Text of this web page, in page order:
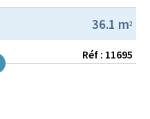
36.1 m2
Réf : 11695